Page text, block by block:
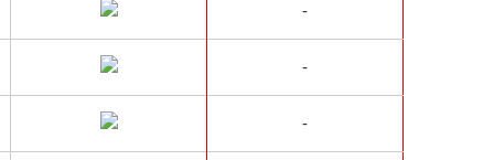
-
-
-